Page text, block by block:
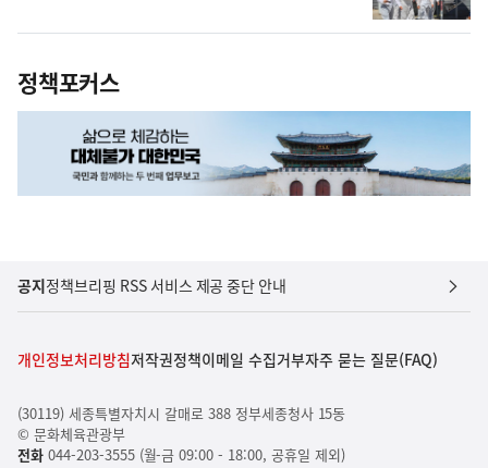
정책포커스
공지정책브리핑 RSS 서비스 제공 중단 안내
개인정보처리방침저작권정책이메일 수집거부자주 묻는 질문(FAQ)
(30119) 세종특별자치시 갈매로 388 정부세종청사 15동
© 문화체육관광부
전화044-203-3555 (월-금 09:00 - 18:00, 공휴일 제외)